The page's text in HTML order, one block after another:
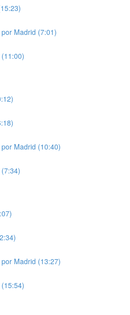
Madrid (7:01)
Madrid (10:40)
Madrid (13:27)